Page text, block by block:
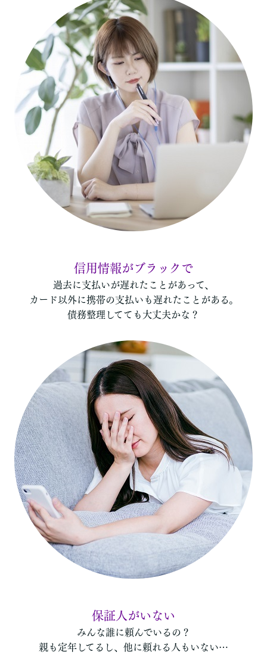
信用情報がブラックで
過去に支払いが遅れたことがあって、
カード以外に携帯の支払いも遅れたことがある。
債務整理してても大丈夫かな？
保証人がいない
みんな誰に頼んでいるの？
親も定年してるし、他に頼れる人もいない…